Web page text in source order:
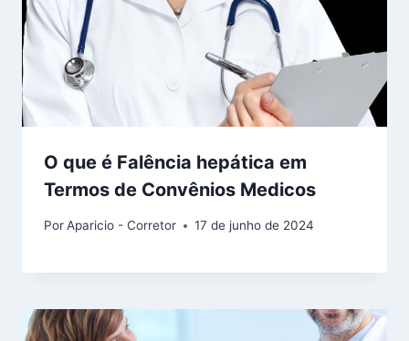
O que é Falência hepática em
Termos de Convênios Medicos
PorAparicio - Corretor 17 de junho de 2024